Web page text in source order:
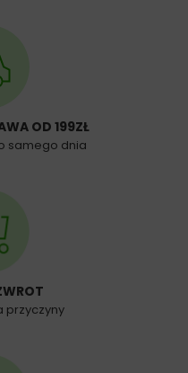
OD 199ZŁ
samego dnia
przyczyny